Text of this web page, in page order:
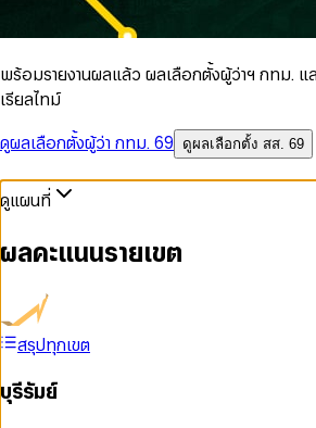
พร้อมรายงานผลแล้ว ผลเลือกตั้งผู้ว่าฯ กทม. แ
เรียลไทม์
ดูผลเลือกตั้งผู้ว่า กทม. 69
ดูผลเลือกตั้ง สส. 69
ดูแผนที่
ผลคะแนนรายเขต
สรุปทุกเขต
บุรีรัมย์